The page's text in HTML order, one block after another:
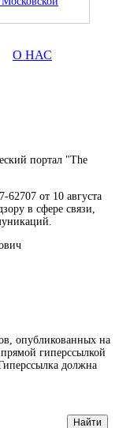
О НАС
портал "The
от 10 августа
в сфере связи,
опубликованных на
прямой гиперссылкой
должна